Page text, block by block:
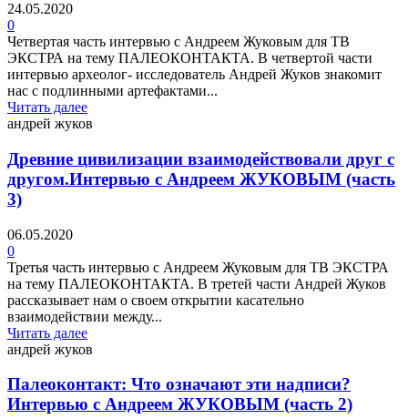
24.05.2020
0
Четвертая часть интервью с Андреем Жуковым для ТВ
ЭКСТРА на тему ПАЛЕОКОНТАКТА. В четвертой части
интервью археолог- исследователь Андрей Жуков знакомит
нас с подлинными артефактами...
Читать далее
андрей жуков
Древние цивилизации взаимодействовали друг с
другом.Интервью с Андреем ЖУКОВЫМ (часть
3)
06.05.2020
0
Третья часть интервью с Андреем Жуковым для ТВ ЭКСТРА
на тему ПАЛЕОКОНТАКТА. В третей части Андрей Жуков
рассказывает нам о своем открытии касательно
взаимодействии между...
Читать далее
андрей жуков
Палеоконтакт: Что означают эти надписи?
Интервью с Андреем ЖУКОВЫМ (часть 2)